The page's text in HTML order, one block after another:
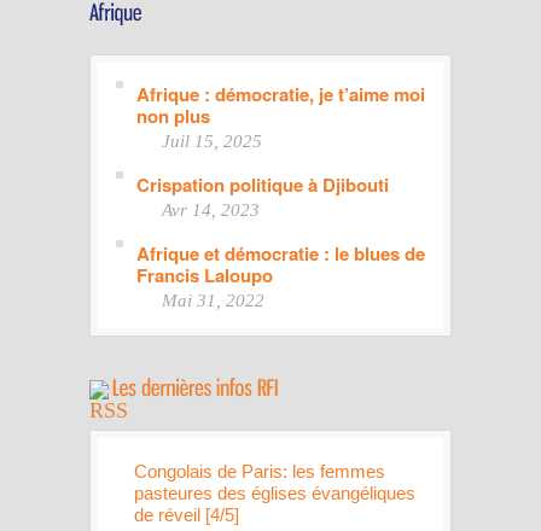
Afrique : démocratie, je t’aime moi
non plus
Juil 15, 2025
Crispation politique à Djibouti
Avr 14, 2023
Afrique et démocratie : le blues de
Francis Laloupo
Mai 31, 2022
Congolais de Paris: les femmes
pasteures des églises évangéliques
de réveil [4/5]